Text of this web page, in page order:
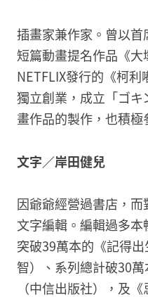
插畫家兼作家。曾以
短篇動畫提名作品《
NETFLIX發行的《柯
獨立創業，成立「ゴ
畫作品的製作，也積極
文字／岸田健兒
因爺爺經營過書店，
文字編輯。編輯過多
突破39萬本的《記得
智）、系列總計破30萬
（中信出版社），及